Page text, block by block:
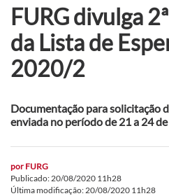
FURG divulga
da Lista de
2020/2
Documentação para solicitação
enviada no período de 21 a 24
por FURG
Publicado: 20/08/2020 11h28
Última modificação: 20/08/2020 11h28